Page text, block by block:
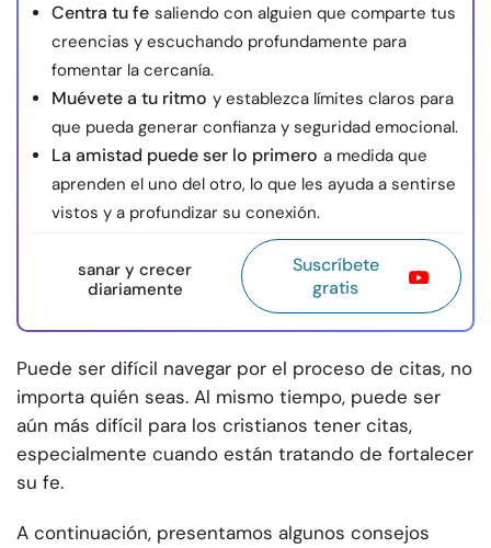
Centra tu fe saliendo con alguien que comparte tus
creencias y escuchando profundamente para
fomentar la cercanía.
Muévete a tu ritmo y establezca límites claros para
que pueda generar confianza y seguridad emocional.
La amistad puede ser lo primero a medida que
aprenden el uno del otro, lo que les ayuda a sentirse
vistos y a profundizar su conexión.
sanar y crecer
diariamente
Suscríbete
gratis
Puede ser difícil navegar por el proceso de citas, no
importa quién seas. Al mismo tiempo, puede ser
aún más difícil para los cristianos tener citas,
especialmente cuando están tratando de fortalecer
su fe.
A continuación, presentamos algunos consejos